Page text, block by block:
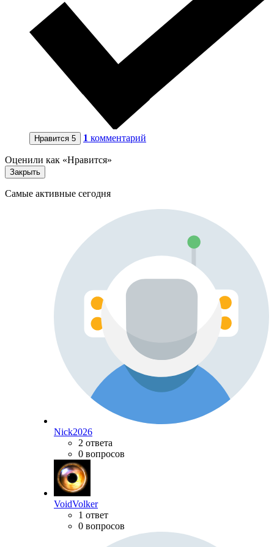
Нравится 5 1 комментарий
Оценили как «Нравится»
Закрыть
Самые активные сегодня
Nick2026
2 ответа
0 вопросов
VoidVolker
1 ответ
0 вопросов